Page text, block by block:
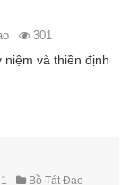
301
niệm và thiền định
Bồ Tát Đạo